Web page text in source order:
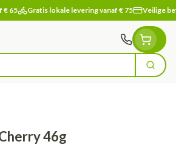
€ 65 Gratis lokale levering vanaf € 75 Veilige
Zoek
46g